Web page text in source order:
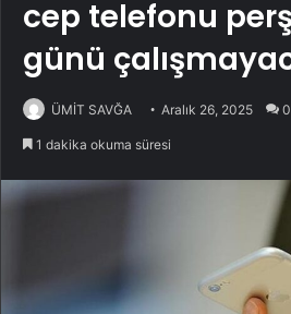
cep telefonu
günü
ÜMİT SAVĞA Aralık 26, 2025 0
1 dakika okuma süresi